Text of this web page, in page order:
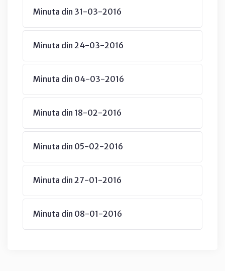
Minuta din 31-03-2016
Minuta din 24-03-2016
Minuta din 04-03-2016
Minuta din 18-02-2016
Minuta din 05-02-2016
Minuta din 27-01-2016
Minuta din 08-01-2016